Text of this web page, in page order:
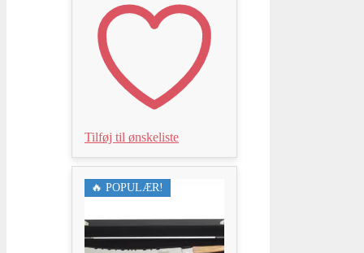
Tilføj til ønskeliste
🔥 POPULÆR!